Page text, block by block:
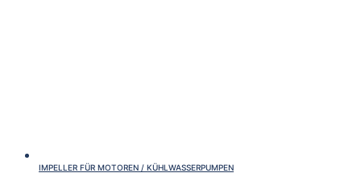
IMPELLER FÜR MOTOREN / KÜHLWASSERPUMPEN